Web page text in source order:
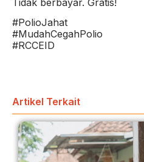
#PolioJahat
#MudahCegahPolio
#RCCEID
Artikel Terkait